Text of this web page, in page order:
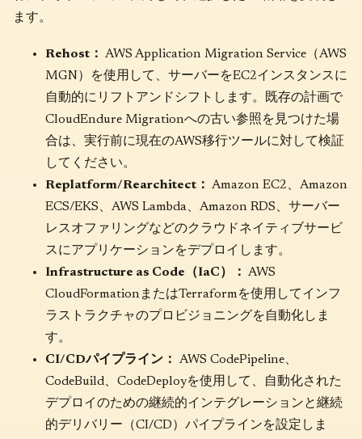
ます。
Rehost： AWS Application Migration Service（AWS
MGN）を使用して、サーバーをEC2インスタンスに
自動的にリフトアンドシフトします。既存の計画で
CloudEndure Migrationへの古い参照を見つけた場
合は、実行前に現在のAWS移行ツールに対して検証
してください。
Replatform/Rearchitect： Amazon EC2、Amazon
ECS/EKS、AWS Lambda、Amazon RDS、サーバー
レスオファリングなどのクラウドネイティブサービ
スにアプリケーションをデプロイします。
Infrastructure as Code（IaC）： AWS
CloudFormationまたはTerraformを使用してインフ
ラストラクチャのプロビジョニングを自動化しま
す。
CI/CDパイプライン：
AWS CodePipeline、
CodeBuild、CodeDeployを使用して、自動化された
デプロイのための継続的インテグレーションと継続
的デリバリー（CI/CD）パイプラインを設定しま